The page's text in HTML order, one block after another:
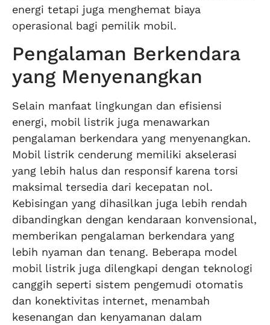
energi tetapi juga menghemat biaya
operasional bagi pemilik mobil.
Pengalaman Berkendara
yang Menyenangkan
Selain manfaat lingkungan dan efisiensi
energi, mobil listrik juga menawarkan
pengalaman berkendara yang menyenangkan.
Mobil listrik cenderung memiliki akselerasi
yang lebih halus dan responsif karena torsi
maksimal tersedia dari kecepatan nol.
Kebisingan yang dihasilkan juga lebih rendah
dibandingkan dengan kendaraan konvensional,
memberikan pengalaman berkendara yang
lebih nyaman dan tenang. Beberapa model
mobil listrik juga dilengkapi dengan teknologi
canggih seperti sistem pengemudi otomatis
dan konektivitas internet, menambah
kesenangan dan kenyamanan dalam